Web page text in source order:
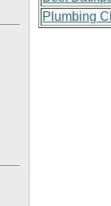
Plumbing